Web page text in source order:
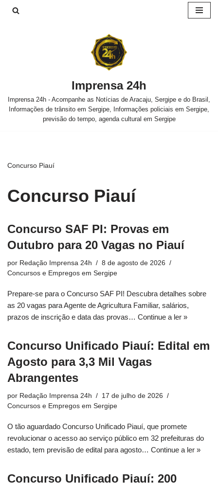
Imprensa 24h
Imprensa 24h - Acompanhe as Notícias de Aracaju, Sergipe e do Brasil,
Informações de trânsito em Sergipe, Informações policiais em Sergipe,
previsão do tempo, agenda cultural em Sergipe
Concurso Piauí
Concurso Piauí
Concurso SAF PI: Provas em
Outubro para 20 Vagas no Piauí
por Redação Imprensa 24h
8 de agosto de 2026
Concursos e Empregos em Sergipe
Prepare-se para o Concurso SAF PI! Descubra detalhes sobre
as 20 vagas para Agente de Agricultura Familiar, salários,
prazos de inscrição e data das provas… Continue a ler »
Concurso Unificado Piauí: Edital em
Agosto para 3,3 Mil Vagas
Abrangentes
por Redação Imprensa 24h
17 de julho de 2026
Concursos e Empregos em Sergipe
O tão aguardado Concurso Unificado Piauí, que promete
revolucionar o acesso ao serviço público em 32 prefeituras do
estado, tem previsão de edital para agosto… Continue a ler »
Concurso Unificado Piauí: 200